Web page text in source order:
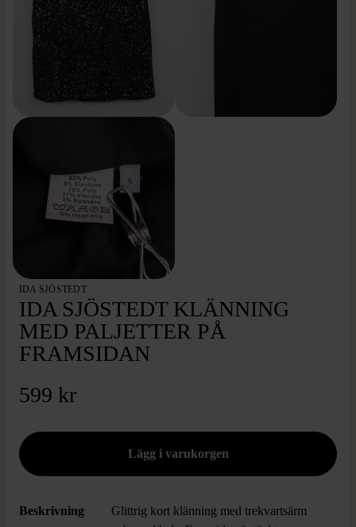
IDA SJÖSTEDT
IDA SJÖSTEDT KLÄNNING
MED PALJETTER PÅ
FRAMSIDAN
599 kr
Beskrivning
Glittrig kort klänning med trekvartsärm